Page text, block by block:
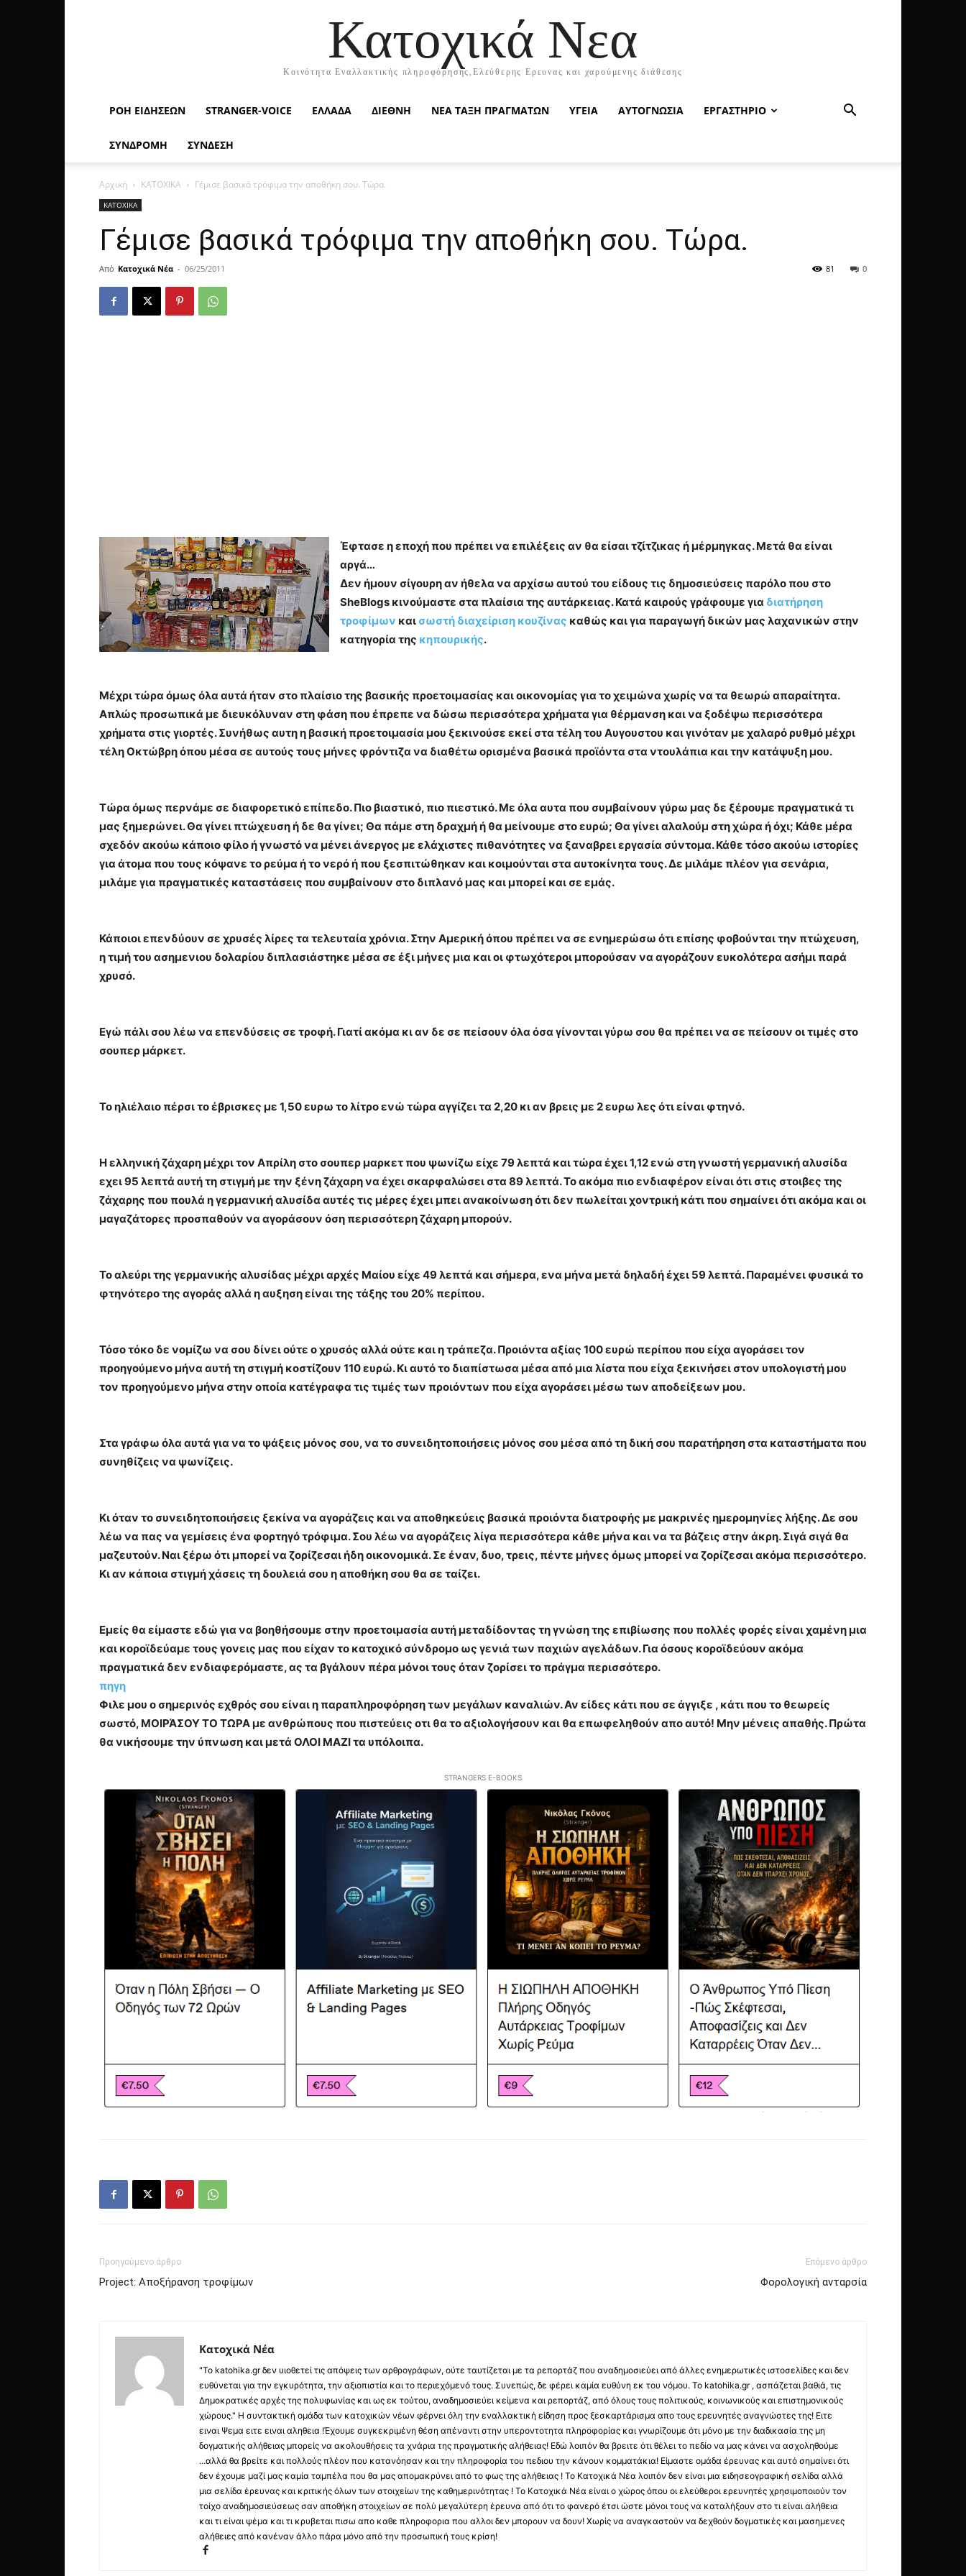
Κατοχικά Νεα
Κοινότητα Εναλλακτικής πληροφόρησης,Ελεύθερης Ερευνας και χαρούμενης διάθεσης
ΡΟΉ ΕΙΔΉΣΕΩΝ STRANGER-VOICE ΕΛΛΑΔΑ ΔΙΕΘΝΗ ΝΕΑ ΤΑΞΗ ΠΡΑΓΜΑΤΩΝ ΥΓΕΙΑ ΑΥΤΟΓΝΩΣΙΑ ΕΡΓΑΣΤΗΡΙΟ
ΣΥΝΔΡΟΜΗ ΣΥΝΔΕΣΗ
Αρχική ΚΑΤΟΧΙΚΑ Γέμισε βασικά τρόφιμα την αποθήκη σου. Τώρα.
ΚΑΤΟΧΙΚΑ
Γέμισε βασικά τρόφιμα την αποθήκη σου. Τώρα.
Από Κατοχικά Νέα - 06/25/2011 0
81
Έφτασε η εποχή που πρέπει να επιλέξεις αν θα είσαι τζίτζικας ή μέρμηγκας. Μετά θα είναι
αργά…
Δεν ήμουν σίγουρη αν ήθελα να αρχίσω αυτού του είδους τις δημοσιεύσεις παρόλο που στο
SheBlogs κινούμαστε στα πλαίσια της αυτάρκειας. Κατά καιρούς γράφουμε για διατήρηση
τροφίμων και σωστή διαχείριση κουζίνας καθώς και για παραγωγή δικών μας λαχανικών στην
κατηγορία της κηπουρικής.
Μέχρι τώρα όμως όλα αυτά ήταν στο πλαίσιο της βασικής προετοιμασίας και οικονομίας για το χειμώνα χωρίς να τα θεωρώ απαραίτητα.
Απλώς προσωπικά με διευκόλυναν στη φάση που έπρεπε να δώσω περισσότερα χρήματα για θέρμανση και να ξοδέψω περισσότερα
χρήματα στις γιορτές. Συνήθως αυτη η βασική προετοιμασία μου ξεκινούσε εκεί στα τέλη του Αυγουστου και γινόταν με χαλαρό ρυθμό μέχρι
τέλη Οκτώβρη όπου μέσα σε αυτούς τους μήνες φρόντιζα να διαθέτω ορισμένα βασικά προϊόντα στα ντουλάπια και την κατάψυξη μου.
Τώρα όμως περνάμε σε διαφορετικό επίπεδο. Πιο βιαστικό, πιο πιεστικό. Με όλα αυτα που συμβαίνουν γύρω μας δε ξέρουμε πραγματικά τι
μας ξημερώνει. Θα γίνει πτώχευση ή δε θα γίνει; Θα πάμε στη δραχμή ή θα μείνουμε στο ευρώ; Θα γίνει αλαλούμ στη χώρα ή όχι; Κάθε μέρα
σχεδόν ακούω κάποιο φίλο ή γνωστό να μένει άνεργος με ελάχιστες πιθανότητες να ξαναβρει εργασία σύντομα. Κάθε τόσο ακούω ιστορίες
για άτομα που τους κόψανε το ρεύμα ή το νερό ή που ξεσπιτώθηκαν και κοιμούνται στα αυτοκίνητα τους. Δε μιλάμε πλέον για σενάρια,
μιλάμε για πραγματικές καταστάσεις που συμβαίνουν στο διπλανό μας και μπορεί και σε εμάς.
Κάποιοι επενδύουν σε χρυσές λίρες τα τελευταία χρόνια. Στην Αμερική όπου πρέπει να σε ενημερώσω ότι επίσης φοβούνται την πτώχευση,
η τιμή του ασημενιου δολαρίου διπλασιάστηκε μέσα σε έξι μήνες μια και οι φτωχότεροι μπορούσαν να αγοράζουν ευκολότερα ασήμι παρά
χρυσό.
Εγώ πάλι σου λέω να επενδύσεις σε τροφή. Γιατί ακόμα κι αν δε σε πείσουν όλα όσα γίνονται γύρω σου θα πρέπει να σε πείσουν οι τιμές στο
σουπερ μάρκετ.
Το ηλιέλαιο πέρσι το έβρισκες με 1,50 ευρω το λίτρο ενώ τώρα αγγίζει τα 2,20 κι αν βρεις με 2 ευρω λες ότι είναι φτηνό.
Η ελληνική ζάχαρη μέχρι τον Απρίλη στο σουπερ μαρκετ που ψωνίζω είχε 79 λεπτά και τώρα έχει 1,12 ενώ στη γνωστή γερμανική αλυσίδα
εχει 95 λεπτά αυτή τη στιγμή με την ξένη ζάχαρη να έχει σκαρφαλώσει στα 89 λεπτά. Το ακόμα πιο ενδιαφέρον είναι ότι στις στοιβες της
ζάχαρης που πουλά η γερμανική αλυσίδα αυτές τις μέρες έχει μπει ανακοίνωση ότι δεν πωλείται χοντρική κάτι που σημαίνει ότι ακόμα και οι
μαγαζάτορες προσπαθούν να αγοράσουν όση περισσότερη ζάχαρη μπορούν.
Το αλεύρι της γερμανικής αλυσίδας μέχρι αρχές Μαίου είχε 49 λεπτά και σήμερα, ενα μήνα μετά δηλαδή έχει 59 λεπτά. Παραμένει φυσικά το
φτηνότερο της αγοράς αλλά η αυξηση είναι της τάξης του 20% περίπου.
Τόσο τόκο δε νομίζω να σου δίνει ούτε ο χρυσός αλλά ούτε και η τράπεζα. Προιόντα αξίας 100 ευρώ περίπου που είχα αγοράσει τον
προηγούμενο μήνα αυτή τη στιγμή κοστίζουν 110 ευρώ. Κι αυτό το διαπίστωσα μέσα από μια λίστα που είχα ξεκινήσει στον υπολογιστή μου
τον προηγούμενο μήνα στην οποία κατέγραφα τις τιμές των προιόντων που είχα αγοράσει μέσω των αποδείξεων μου.
Στα γράφω όλα αυτά για να το ψάξεις μόνος σου, να το συνειδητοποιήσεις μόνος σου μέσα από τη δική σου παρατήρηση στα καταστήματα που
συνηθίζεις να ψωνίζεις.
Κι όταν το συνειδητοποιήσεις ξεκίνα να αγοράζεις και να αποθηκεύεις βασικά προιόντα διατροφής με μακρινές ημερομηνίες λήξης. Δε σου
λέω να πας να γεμίσεις ένα φορτηγό τρόφιμα. Σου λέω να αγοράζεις λίγα περισσότερα κάθε μήνα και να τα βάζεις στην άκρη. Σιγά σιγά θα
μαζευτούν. Ναι ξέρω ότι μπορεί να ζορίζεσαι ήδη οικονομικά. Σε έναν, δυο, τρεις, πέντε μήνες όμως μπορεί να ζορίζεσαι ακόμα περισσότερο.
Κι αν κάποια στιγμή χάσεις τη δουλειά σου η αποθήκη σου θα σε ταίζει.
Εμείς θα είμαστε εδώ για να βοηθήσουμε στην προετοιμασία αυτή μεταδίδοντας τη γνώση της επιβίωσης που πολλές φορές είναι χαμένη μια
και κοροϊδεύαμε τους γονεις μας που είχαν το κατοχικό σύνδρομο ως γενιά των παχιών αγελάδων. Για όσους κοροϊδεύουν ακόμα
πραγματικά δεν ενδιαφερόμαστε, ας τα βγάλουν πέρα μόνοι τους όταν ζορίσει το πράγμα περισσότερο.
πηγη
Φιλε μου ο σημερινός εχθρός σου είναι η παραπληροφόρηση των μεγάλων καναλιών. Αν είδες κάτι που σε άγγιξε , κάτι που το θεωρείς
σωστό, ΜΟΙΡΆΣΟΥ ΤΟ ΤΩΡΑ με ανθρώπους που πιστεύεις οτι θα το αξιολογήσουν και θα επωφεληθούν απο αυτό! Μην μένεις απαθής. Πρώτα
θα νικήσουμε την ύπνωση και μετά ΟΛΟΙ ΜΑΖΙ τα υπόλοιπα.
STRANGERS E-BOOKS
Προηγούμενο άρθρο
Project: Αποξήρανση τροφίμων
Επόμενο άρθρο
Φορολογική ανταρσία
Κατοχικά Νέα
"Το katohika.gr δεν υιοθετεί τις απόψεις των αρθρογράφων, ούτε ταυτίζεται με τα ρεπορτάζ που αναδημοσιεύει από άλλες ενημερωτικές ιστοσελίδες και δεν
ευθύνεται για την εγκυρότητα, την αξιοπιστία και το περιεχόμενό τους. Συνεπώς, δε φέρει καμία ευθύνη εκ του νόμου. Το katohika.gr , ασπάζεται βαθιά, τις
Δημοκρατικές αρχές της πολυφωνίας και ως εκ τούτου, αναδημοσιεύει κείμενα και ρεπορτάζ, από όλους τους πολιτικούς, κοινωνικούς και επιστημονικούς
χώρους." Η συντακτική ομάδα των κατοχικών νέων φέρνει όλη την εναλλακτική είδηση προς ξεσκαρτάρισμα απο τους ερευνητές αναγνώστες της! Ειτε
ειναι Ψεμα ειτε ειναι αληθεια !Έχουμε συγκεκριμένη θέση απέναντι στην υπεροντοτητα πληροφορίας και γνωρίζουμε ότι μόνο με την διαδικασία της μη
δογματικής αλήθειας μπορείς να ακολουθήσεις τα χνάρια της πραγματικής αλήθειας! Εδώ λοιπόν θα βρειτε ότι θέλει το πεδίο να μας κάνει να ασχοληθούμε
...αλλά θα βρείτε και πολλούς πλέον που κατανόησαν και την πληροφορία του πεδιου την κάνουν κομματάκια! Είμαστε ομάδα έρευνας και αυτό σημαίνει ότι
δεν έχουμε μαζί μας καμία ταμπέλα που θα μας απομακρύνει από το φως της αλήθειας ! Το Κατοχικά Νέα λοιπόν δεν είναι μια ειδησεογραφική σελίδα αλλά
μια σελίδα έρευνας και κριτικής όλων των στοιχείων της καθημερινότητας ! Το Κατοχικά Νέα είναι ο χώρος όπου οι ελεύθεροι ερευνητές χρησιμοποιούν τον
τοίχο αναδημοσιεύσεως σαν αποθήκη στοιχείων σε πολύ μεγαλύτερη έρευνα από ότι το φανερό έτσι ώστε μόνοι τους να καταλήξουν στο τι είναι αλήθεια
και τι είναι ψέμα και τι κρυβεται πισω απο καθε πληροφορια που αλλοι δεν μπορουν να δουν! Χωρίς να αναγκαστούν να δεχθούν δογματικές και μασημενες
αλήθειες από κανέναν άλλο πάρα μόνο από την προσωπική τους κρίση!